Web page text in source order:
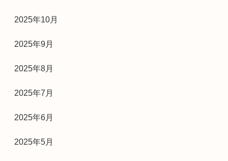
2025年10月
2025年9月
2025年8月
2025年7月
2025年6月
2025年5月